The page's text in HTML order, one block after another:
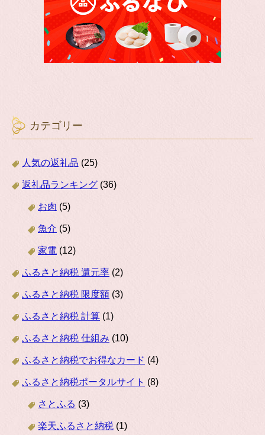
カテゴリー
人気の返礼品 (25)
返礼品ランキング (36)
お肉 (5)
魚介 (5)
家電 (12)
ふるさと納税 還元率 (2)
ふるさと納税 限度額 (3)
ふるさと納税 計算 (1)
ふるさと納税 仕組み (10)
ふるさと納税でお得なカード (4)
ふるさと納税ポータルサイト (8)
さとふる (3)
楽天ふるさと納税 (1)